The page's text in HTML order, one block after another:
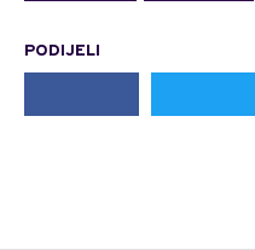
PODIJELI